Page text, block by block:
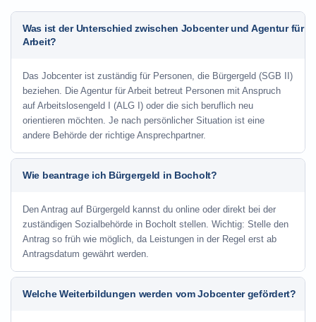
Was ist der Unterschied zwischen Jobcenter und Agentur für
Arbeit?
Das Jobcenter ist zuständig für Personen, die Bürgergeld (SGB II)
beziehen. Die Agentur für Arbeit betreut Personen mit Anspruch
auf Arbeitslosengeld I (ALG I) oder die sich beruflich neu
orientieren möchten. Je nach persönlicher Situation ist eine
andere Behörde der richtige Ansprechpartner.
Wie beantrage ich Bürgergeld in Bocholt?
Den Antrag auf Bürgergeld kannst du online oder direkt bei der
zuständigen Sozialbehörde in Bocholt stellen. Wichtig: Stelle den
Antrag so früh wie möglich, da Leistungen in der Regel erst ab
Antragsdatum gewährt werden.
Welche Weiterbildungen werden vom Jobcenter gefördert?